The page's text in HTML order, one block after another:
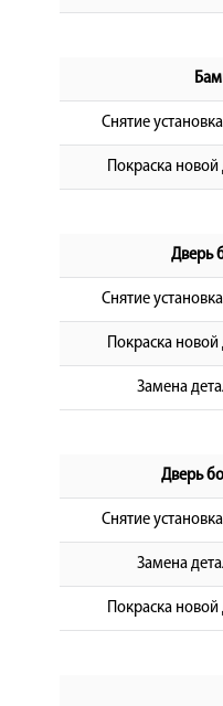
Снятие
Покраска новой
Дверь
Снятие
Покраска новой
Замена
Дверь
Снятие
Замена
Покраска новой